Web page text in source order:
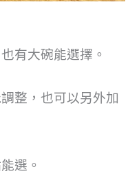
有大碗能選擇。
整，也可以另外加
選。